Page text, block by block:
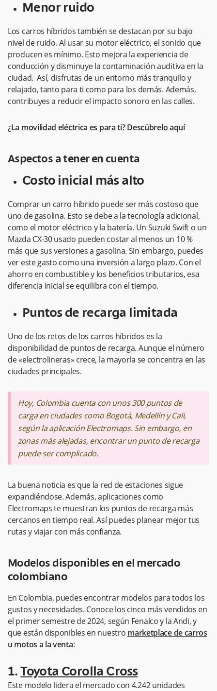
Menor ruido
Los carros híbridos también se destacan por su bajo
nivel de ruido. Al usar su motor eléctrico, el sonido que
producen es mínimo. Esto mejora la experiencia de
conducción y disminuye la contaminación auditiva en la
ciudad. Así, disfrutas de un entorno más tranquilo y
relajado, tanto para ti como para los demás. Además,
contribuyes a reducir el impacto sonoro en las calles.
¿La movilidad eléctrica es para ti? Descúbrelo aquí
Aspectos a tener en cuenta
Costo inicial más alto
Comprar un carro híbrido puede ser más costoso que
uno de gasolina. Esto se debe a la tecnología adicional,
como el motor eléctrico y la batería. Un Suzuki Swift o un
Mazda CX-30 usado pueden costar al menos un 10 %
más que sus versiones a gasolina. Sin embargo, puedes
ver este gasto como una inversión a largo plazo. Con el
ahorro en combustible y los beneficios tributarios, esa
diferencia inicial se equilibra con el tiempo.
Puntos de recarga limitada
Uno de los retos de los carros híbridos es la
disponibilidad de puntos de recarga. Aunque el número
de «electrolineras» crece, la mayoría se concentra en las
ciudades principales.
Hoy, Colombia cuenta con unos 300 puntos de
carga en ciudades como Bogotá, Medellín y Cali,
según la aplicación Electromaps. Sin embargo, en
zonas más alejadas, encontrar un punto de recarga
puede ser complicado.
La buena noticia es que la red de estaciones sigue
expandiéndose. Además, aplicaciones como
Electromaps te muestran los puntos de recarga más
cercanos en tiempo real. Así puedes planear mejor tus
rutas y viajar con más confianza.
Modelos disponibles en el mercado
colombiano
En Colombia, puedes encontrar modelos para todos los
gustos y necesidades. Conoce los cinco más vendidos en
el primer semestre de 2024, según Fenalco y la Andi, y
que están disponibles en nuestro marketplace de carros
u motos a la venta:
1. Toyota Corolla Cross
Este modelo lidera el mercado con 4.242 unidades